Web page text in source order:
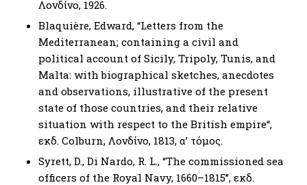
Λονδίνο, 1926.
Blaquière, Edward, “Letters from the
Mediterranean; containing a civil and
political account of Sicily, Tripoly, Tunis, and
Malta: with biographical sketches, anecdotes
and observations, illustrative of the present
state of those countries, and their relative
situation with respect to the British empire“,
εκδ. Colburn, Λονδίνο, 1813, α’ τόμος.
Syrett, D., Di Nardo, R. L., “The commissioned sea
officers of the Royal Navy, 1660–1815’’, εκδ.